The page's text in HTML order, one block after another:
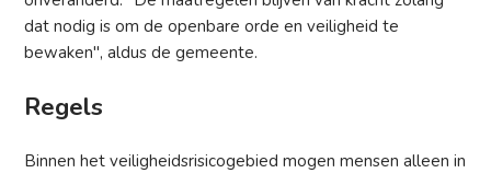
dat nodig is om de openbare orde en veiligheid te
bewaken", aldus de gemeente.
Regels
Binnen het veiligheidsrisicogebied mogen mensen alleen in